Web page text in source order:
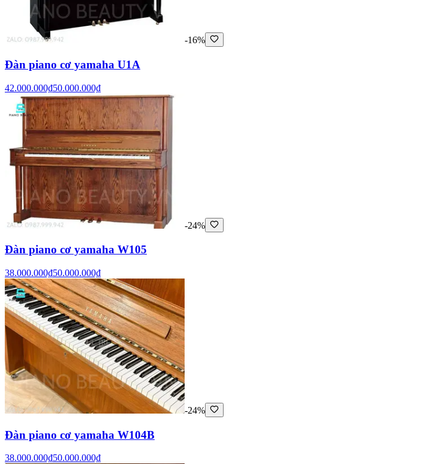
-16%
Đàn piano cơ yamaha U1A
42.000.000₫50.000.000₫
-24%
Đàn piano cơ yamaha W105
38.000.000₫50.000.000₫
-24%
Đàn piano cơ yamaha W104B
38.000.000₫50.000.000₫